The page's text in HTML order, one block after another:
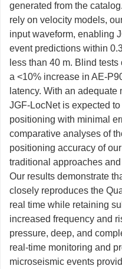
generated from the
rely on velocity models,
input waveform, enabling
event predictions within
less than 40 m. Blind
a <10% increase in AE-
latency. With an
JGF-LocNet is expected
positioning with minimal
comparative analyses of
positioning accuracy of
traditional approaches
Our results demonstrate
closely reproduces the
real time while retaining
increased frequency and
pressure, deep, and
real-time monitoring and
microseismic events